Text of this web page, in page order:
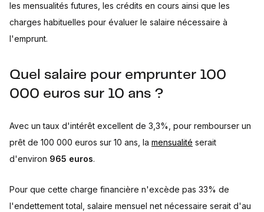
les mensualités futures, les crédits en cours ainsi que les
charges habituelles pour évaluer le salaire nécessaire à
l'emprunt.
Quel salaire pour emprunter 100
000 euros sur 10 ans ?
Avec un taux d'intérêt excellent de 3,3%, pour rembourser un
prêt de 100 000 euros sur 10 ans, la mensualité serait
d'environ 965 euros.
Pour que cette charge financière n'excède pas 33% de
l'endettement total, salaire mensuel net nécessaire serait d'au